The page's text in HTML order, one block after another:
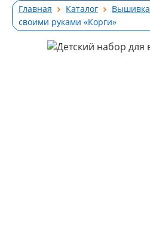
Главная Каталог Вышивка
своими руками «Корги»